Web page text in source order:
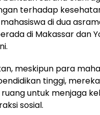
terhadap
di dua
di Makassar dan
meskipun para
tinggi,
untuk menjaga
sosial.